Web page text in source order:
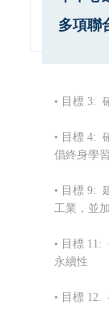
多項聯
• 目標 3:
• 目標 4:
倡終身學習
• 目標 9:
工業，並
• 目標 11:
永續性
• 目標 12.